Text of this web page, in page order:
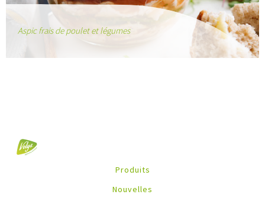
Aspic frais de poulet et légumes
Produits
Nouvelles